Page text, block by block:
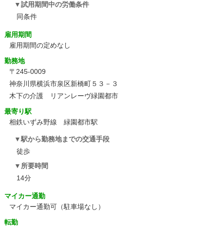
試用期間中の労働条件
同条件
雇用期間
雇用期間の定めなし
勤務地
〒245-0009
神奈川県横浜市泉区新橋町５３－３
木下の介護 リアンレーヴ緑園都市
最寄り駅
相鉄いずみ野線 緑園都市駅
駅から勤務地までの交通手段
徒歩
所要時間
14分
マイカー通勤
マイカー通勤可（駐車場なし）
転勤